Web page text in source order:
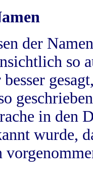
der
so
in
wurde,